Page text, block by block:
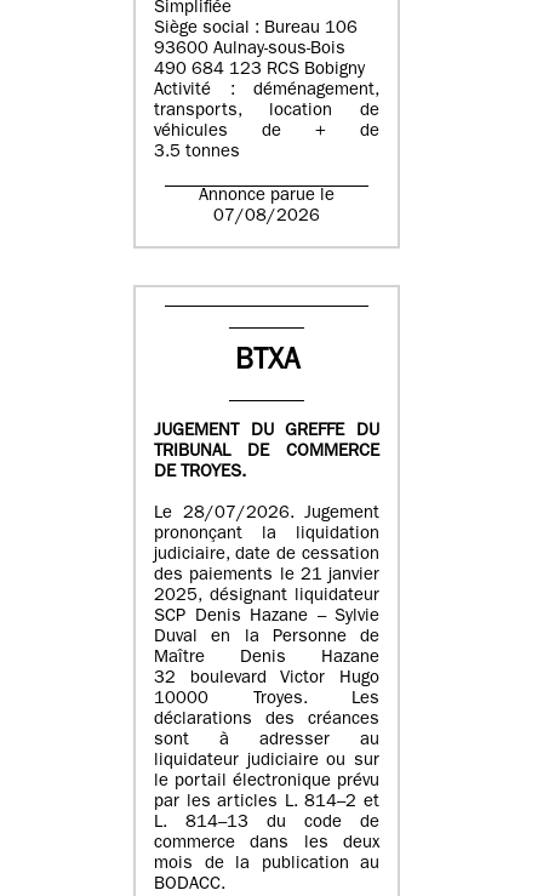
Simplifiée
Siège social : Bureau 106
93600 Aulnay-sous-Bois
490 684 123 RCS Bobigny
Activité : déménagement,
transports, location de
véhicules de + de
3.5 tonnes
Annonce parue le
07/08/2026
BTXA
JUGEMENT DU GREFFE DU
TRIBUNAL DE COMMERCE
DE TROYES.
Le 28/07/2026. Jugement
prononçant la liquidation
judiciaire, date de cessation
des paiements le 21 janvier
2025, désignant liquidateur
SCP Denis Hazane – Sylvie
Duval en la Personne de
Maître Denis Hazane
32 boulevard Victor Hugo
10000 Troyes. Les
déclarations des créances
sont à adresser au
liquidateur judiciaire ou sur
le portail électronique prévu
par les articles L. 814–2 et
L. 814–13 du code de
commerce dans les deux
mois de la publication au
BODACC.